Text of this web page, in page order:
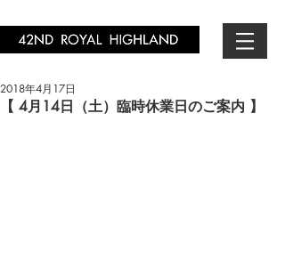
【 4月14日（土）臨時休業日のご案内 】
2018年4月17日